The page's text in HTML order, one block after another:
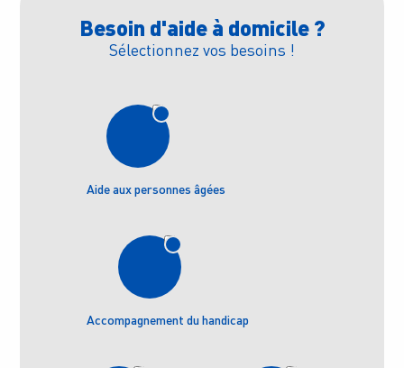
Besoin d'aide à domicile ?
Sélectionnez vos besoins !
Aide aux personnes âgées
Accompagnement du handicap